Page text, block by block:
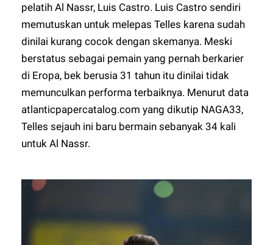
pelatih Al Nassr, Luis Castro. Luis Castro sendiri
memutuskan untuk melepas Telles karena sudah
dinilai kurang cocok dengan skemanya. Meski
berstatus sebagai pemain yang pernah berkarier
di Eropa, bek berusia 31 tahun itu dinilai tidak
memunculkan performa terbaiknya. Menurut data
atlanticpapercatalog.com yang dikutip NAGA33,
Telles sejauh ini baru bermain sebanyak 34 kali
untuk Al Nassr.